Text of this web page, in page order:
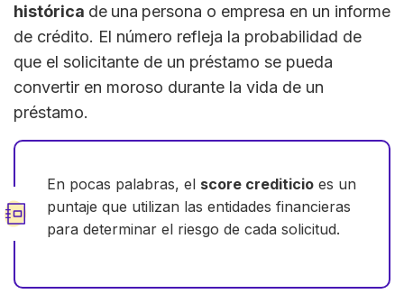
histórica de una persona o empresa en un informe
de crédito. El número refleja la probabilidad de
que el solicitante de un préstamo se pueda
convertir en moroso durante la vida de un
préstamo.
En pocas palabras, el score crediticio es un
puntaje que utilizan las entidades financieras
para determinar el riesgo de cada solicitud.